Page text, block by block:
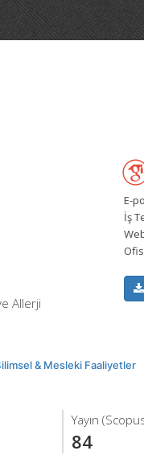
Allerji
E-
İş
& Mesleki Faaliyetler
Yayın
84